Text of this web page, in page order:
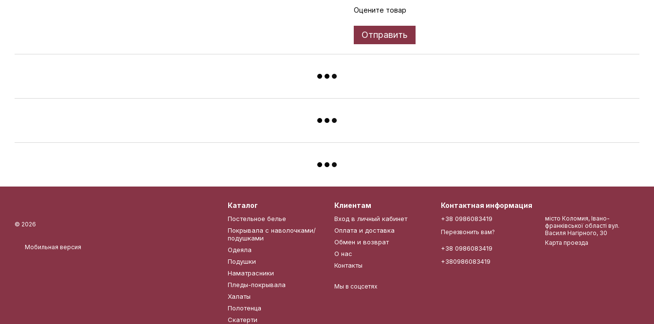
Оцените товар
Отправить
© 2026
Мобильная версия
Каталог
Постельное белье
Покрывала с наволочками/
подушками
Одеяла
Подушки
Наматрасники
Пледы-покрывала
Халаты
Полотенца
Скатерти
Клиентам
Вход в личный кабинет
Оплата и доставка
Обмен и возврат
О нас
Контакты
Мы в соцсетях
Контактная информация
+38 0986083419
Перезвонить вам?
+38 0986083419
+380986083419
місто Коломия, Івано-
франківської області вул.
Василя Нагірного, 30
Карта проезда